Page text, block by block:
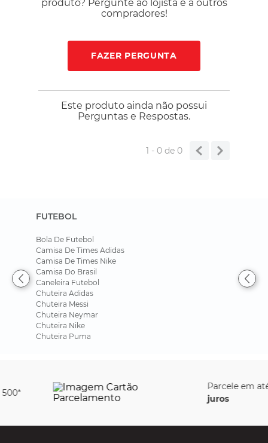
produto? Pergunte ao lojista e a outros
compradores!
FAZER PERGUNTA
Este produto ainda não possui
Perguntas e Respostas.
1 - 0de 0
FUTEBOL
Bola De Futebol
Camisa De Times Adidas
Camisa De Times Nike
Camisa Do Brasil
Caneleira Futebol
Chuteira Adidas
Chuteira Messi
Chuteira Neymar
Chuteira Nike
Chuteira Puma
Parcele em até6x sem